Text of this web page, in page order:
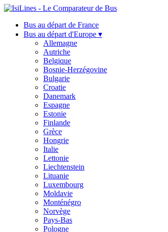
Bus au départ de France
Bus au départ d'Europe ▾
Allemagne
Autriche
Belgique
Bosnie-Herzégovine
Bulgarie
Croatie
Danemark
Espagne
Estonie
Finlande
Grèce
Hongrie
Italie
Lettonie
Liechtenstein
Lituanie
Luxembourg
Moldavie
Monténégro
Norvège
Pays-Bas
Pologne